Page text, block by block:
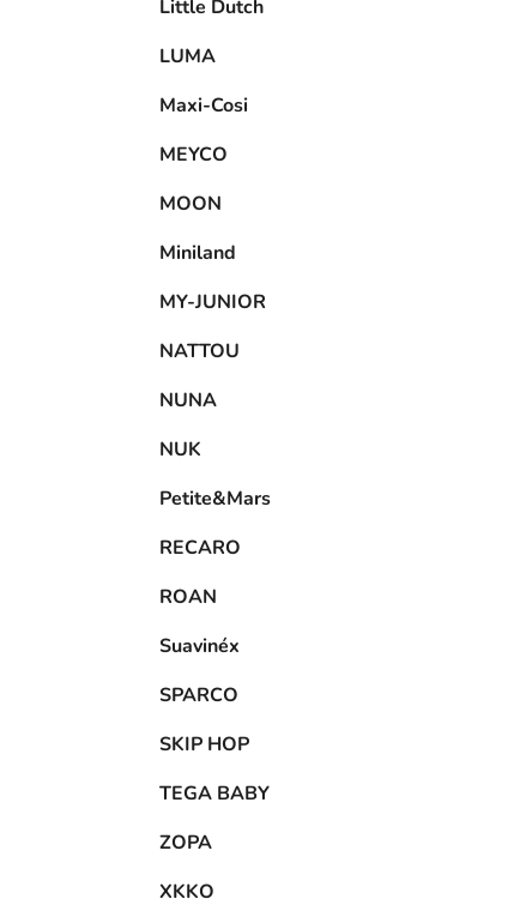
Little Dutch
LUMA
Maxi-Cosi
MEYCO
MOON
Miniland
MY-JUNIOR
NATTOU
NUNA
NUK
Petite&Mars
RECARO
ROAN
Suavinéx
SPARCO
SKIP HOP
TEGA BABY
ZOPA
XKKO